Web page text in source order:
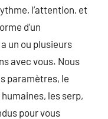
l’attention, et
d’un
un ou plusieurs
avec vous. Nous
paramètres, le
les serp,
pour vous